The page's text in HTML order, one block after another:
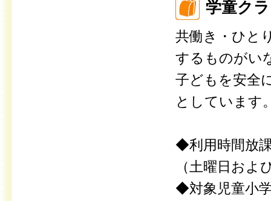
学童ク
共働き・ひと
するものがい
子どもを安全
としています
◆利用時間放
（土曜日およ
◆対象児童小